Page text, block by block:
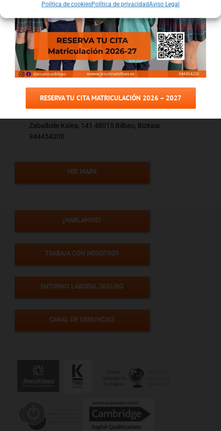
Política de cookiesPolítica de privacidadAviso Legal
ColegioJesuitinas Bilbao La
Inmaculada
Zabalbide Kalea, 141 48015 Bilbao, Bizkaia
944454200
VER MAPA
¿HABLAMOS?
TRABAJA CON NOSOTROS
ENTORNO LABORAL SEGURO
CANAL DE DENUNCIAS
RESERVA TU CITA MATRICULACIÓN 2026 – 2027